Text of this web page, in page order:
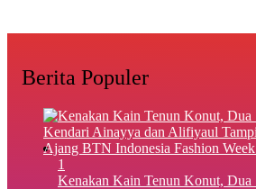
Berita Populer
1
‎Kenakan Kain Tenun Konut, Dua